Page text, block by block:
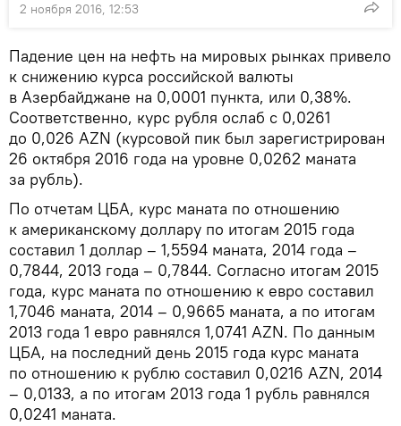
2 ноября 2016, 12:53
Падение цен на нефть на мировых рынках привело
к снижению курса российской валюты
в Азербайджане на 0,0001 пункта, или 0,38%.
Соответственно, курс рубля ослаб с 0,0261
до 0,026 AZN (курсовой пик был зарегистрирован
26 октября 2016 года на уровне 0,0262 маната
за рубль).
По отчетам ЦБА, курс маната по отношению
к американскому доллару по итогам 2015 года
составил 1 доллар – 1,5594 маната, 2014 года –
0,7844, 2013 года – 0,7844. Согласно итогам 2015
года, курс маната по отношению к евро составил
1,7046 маната, 2014 – 0,9665 маната, а по итогам
2013 года 1 евро равнялся 1,0741 AZN. По данным
ЦБА, на последний день 2015 года курс маната
по отношению к рублю составил 0,0216 AZN, 2014
– 0,0133, а по итогам 2013 года 1 рубль равнялся
0,0241 маната.